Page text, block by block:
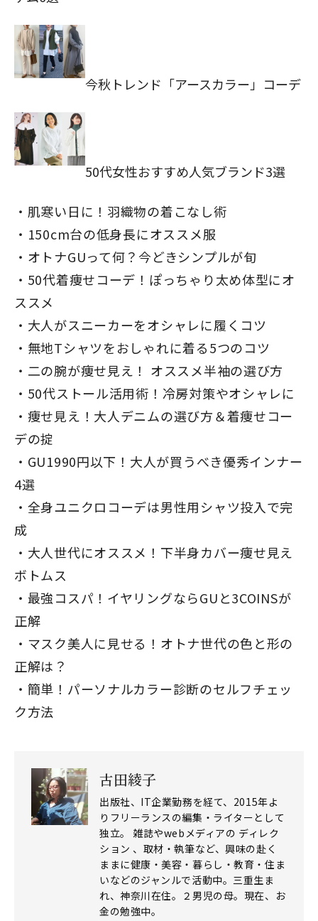
今秋トレンド「アースカラー」コーデ
50代女性おすすめ人気ブランド3選
肌寒い日に！羽織物の着こなし術
150cm台の低身長にオススメ服
オトナGUって何？今どきシンプルが旬
50代着痩せコーデ！ぽっちゃり太め体型にオ
ススメ
大人がスニーカーをオシャレに履くコツ
無地Tシャツをおしゃれに着る5つのコツ
二の腕が痩せ見え！ オススメ半袖の選び方
50代ストール活用術！冷房対策やオシャレに
痩せ見え！大人デニムの選び方＆着痩せコー
デの掟
GU1990円以下！大人が買うべき優秀インナー
4選
全身ユニクロコーデは男性用シャツ投入で完
成
大人世代にオススメ！下半身カバー痩せ見え
ボトムス
最強コスパ！イヤリングならGUと3COINSが
正解
マスク美人に見せる！オトナ世代の色と形の
正解は？
簡単！パーソナルカラー診断のセルフチェッ
ク方法
古田綾子
出版社、IT企業勤務を経て、2015年よ
りフリーランスの編集・ライターとして
独立。 雑誌やwebメディアの ディレク
ション 、取材・執筆など、興味の赴く
ままに健康・美容・暮らし・教育・住ま
いなどのジャンルで活動中。三重生ま
れ、神奈川在住。２男児の母。現在、お
金の勉強中。